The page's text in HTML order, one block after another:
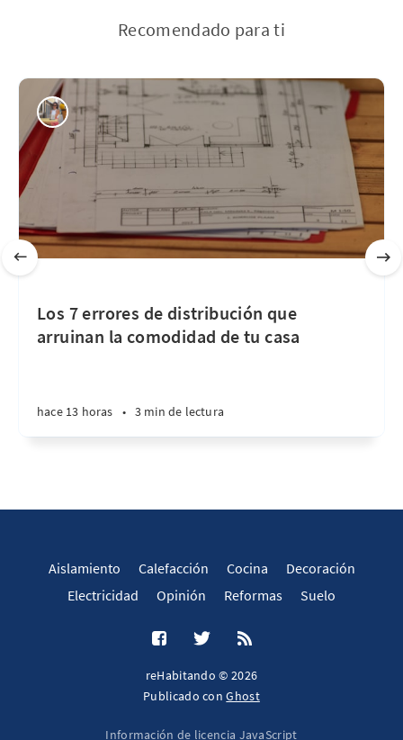
Recomendado para ti
Los 7 errores de distribución que
arruinan la comodidad de tu casa
hace 13 horas • 3 min de lectura
Aislamiento Calefacción Cocina
Decoración
Electricidad
Opinión Reformas Suelo
reHabitando © 2026
Publicado conGhost
Información de licencia JavaScript